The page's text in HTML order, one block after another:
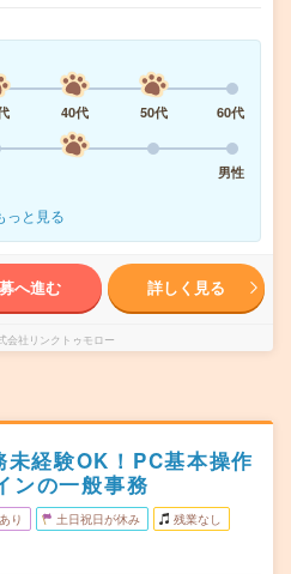
40代 50代
60代
男性
っと見る
へ進む 詳しく見る
会社リンクトゥモロー
経験OK！PC基本操作
ンの一般事務
り 土日祝日が休み 残業なし